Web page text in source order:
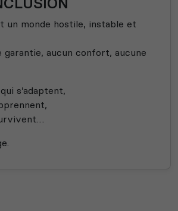
un monde hostile, instable et
garantie, aucun confort, aucune
s’adaptent,